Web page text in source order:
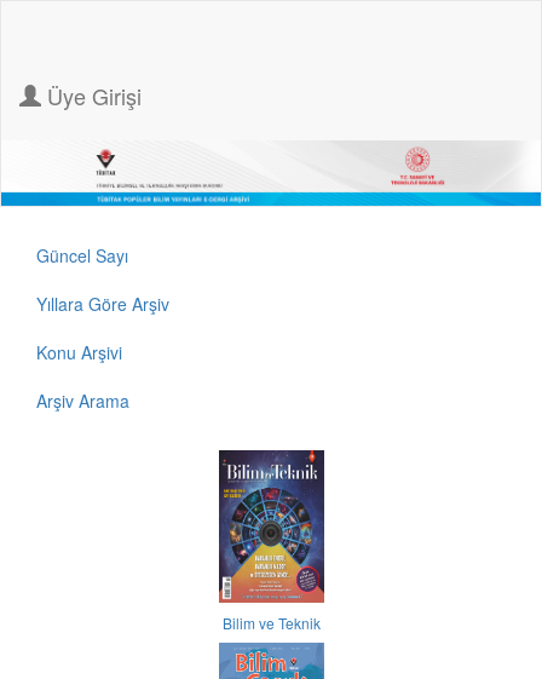
Üye Girişi
Güncel Sayı
Yıllara Göre Arşiv
Konu Arşivi
Arşiv Arama
Bilim ve Teknik